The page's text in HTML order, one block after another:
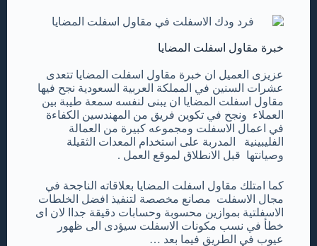
خبرة مقاول اسفلت المضايا
عزيزى العميل ان خبرة مقاول اسفلت المضايا تتعدى
عشرات السنين في المملكة العربية السعودية نجح فيها
مقاول اسفلت المضايا ان يبنى لنفسه سمعة طيبة بين
العملاء ونجح في تكوين فريق من المهندسين الكفاءة
في اعمال الاسفلت ومجموعه كبيرة من العمالة
الفليبينية المدربة على استخدام المعدات الثقيلة
وصيانتها قبل الانطلاق لموقع العمل .
كما امتلك مقاول اسفلت المضايا بعلاقاته الناجحة في
مجال الاسفلت مصانع مخصصة لتنفيذ افضل الخلطات
الاسفلتية بموازين محسوبة وحسابات دقيقة جداا لان اى
خطأ في نسب مكونات الاسفلت سيؤدى الى ظهور
عيوب في الطريق فيما بعد …